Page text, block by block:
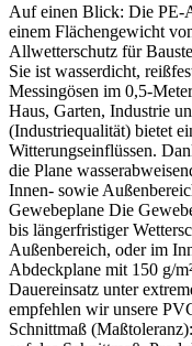
Auf einen Blick: Die PE-
einem Flächengewicht
Allwetterschutz für
Sie ist wasserdicht,
Messingösen im 0,5-
Haus, Garten, Industrie
(Industriequalität) bietet
Witterungseinflüssen.
die Plane
Innen- sowie
Gewebeplane Die
bis längerfristiger
Außenbereich, oder im
Abdeckplane mit 150 g/
Dauereinsatz unter
empfehlen wir unsere
Schnittmaß